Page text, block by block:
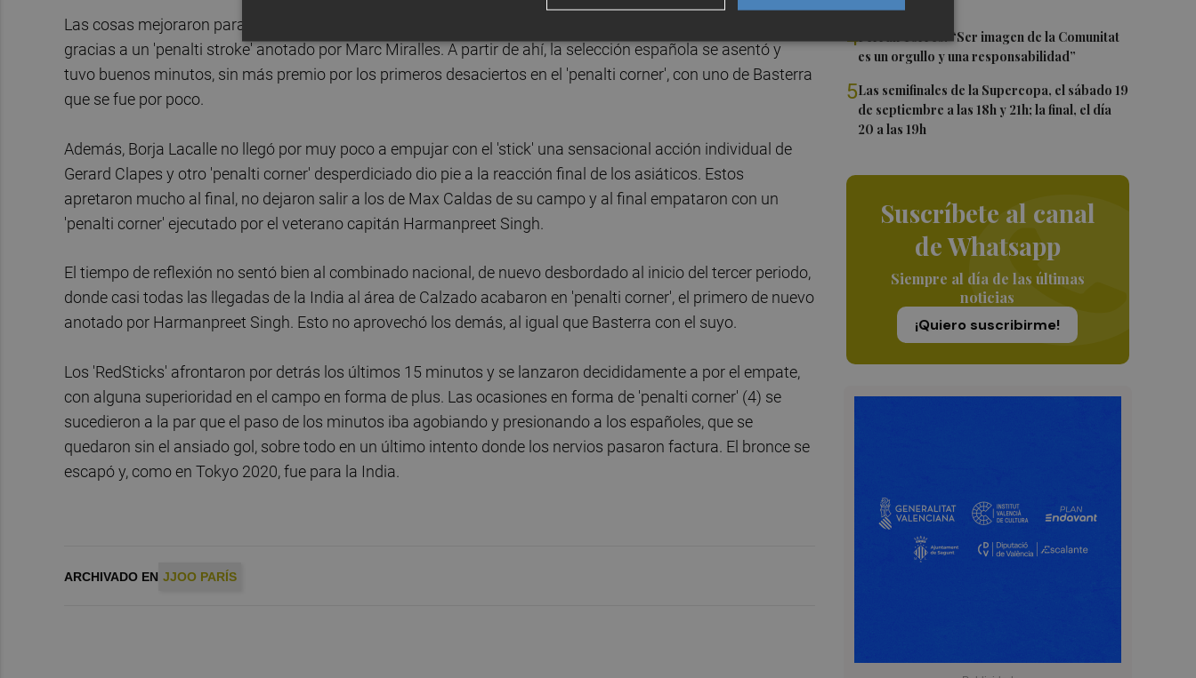
4 Ferran Torres: “Ser imagen de la Comunitat
es un orgullo y una responsabilidad”
5Las semifinales de la Supercopa, el sábado 19
de septiembre a las 18h y 21h; la final, el día
20 a las 19h
Suscríbete al canal
de Whatsapp
Siempre al día de las últimas
noticias
¡Quiero suscribirme!
Las cosas mejoraron para los 'RedSticks' en el segundo cuarto, donde muy pronto se puso por delante
gracias a un 'penalti stroke' anotado por Marc Miralles. A partir de ahí, la selección española se asentó y
tuvo buenos minutos, sin más premio por los primeros desaciertos en el 'penalti corner', con uno de Basterra
que se fue por poco.
Además, Borja Lacalle no llegó por muy poco a empujar con el 'stick' una sensacional acción individual de
Gerard Clapes y otro 'penalti corner' desperdiciado dio pie a la reacción final de los asiáticos. Estos
apretaron mucho al final, no dejaron salir a los de Max Caldas de su campo y al final empataron con un
'penalti corner' ejecutado por el veterano capitán Harmanpreet Singh.
El tiempo de reflexión no sentó bien al combinado nacional, de nuevo desbordado al inicio del tercer periodo,
donde casi todas las llegadas de la India al área de Calzado acabaron en 'penalti corner', el primero de nuevo
anotado por Harmanpreet Singh. Esto no aprovechó los demás, al igual que Basterra con el suyo.
Los 'RedSticks' afrontaron por detrás los últimos 15 minutos y se lanzaron decididamente a por el empate,
con alguna superioridad en el campo en forma de plus. Las ocasiones en forma de 'penalti corner' (4) se
sucedieron a la par que el paso de los minutos iba agobiando y presionando a los españoles, que se
quedaron sin el ansiado gol, sobre todo en un último intento donde los nervios pasaron factura. El bronce se
escapó y, como en Tokyo 2020, fue para la India.
ARCHIVADO EN JJOO PARÍS